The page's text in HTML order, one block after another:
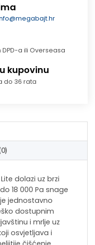
a ili Overseasa
kupovinu
do 36 rata
dolazi uz brzi
18 000 Pa snage
jednostavno
dostupnim
i mrlje uz
osvjetljava i